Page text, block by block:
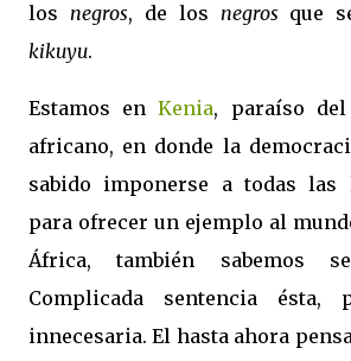
los negros, de los negros que
kikuyu.
Estamos enKenia, paraíso del
africano, en donde la
sabido imponerse a todas las
para ofrecer un ejemplo al
África, también sabemos
Complicada sentencia ésta,
innecesaria. El hasta ahora